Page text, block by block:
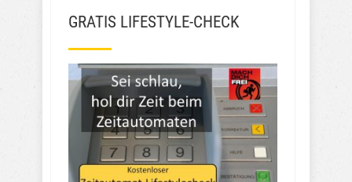
GRATIS LIFESTYLE-CHECK